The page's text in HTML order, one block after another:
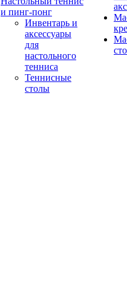
и пинг-понг
Инвентарь и
аксессуары
для
настольного
тенниса
Теннисные
столы